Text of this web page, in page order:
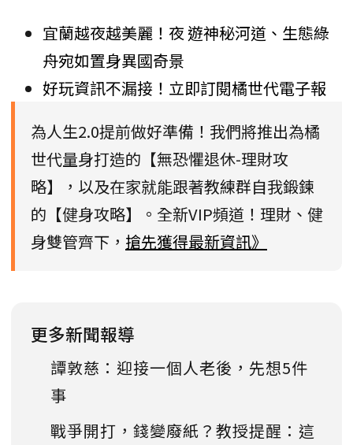
宜蘭越夜越美麗！夜 遊神秘河道、生態綠
舟宛如置身異國奇景
好玩資訊不漏接！立即訂閱橘世代電子報
為人生2.0提前做好準備！我們將推出為橘
世代量身打造的【無恐懼退休-理財攻
略】，以及在家就能跟著教練群自我鍛鍊
的【健身攻略】。全新VIP頻道！理財、健
身雙管齊下， 搶先獲得最新資訊》
更多新聞報導
譚敦慈：迎接一個人老後，先想5件
事
戰爭開打，錢變廢紙？教授提醒：這